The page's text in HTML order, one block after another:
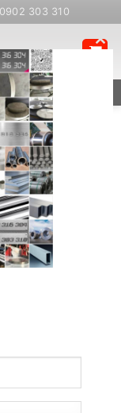
0902 303 310
NHÔM
đồ pha Hợp kim